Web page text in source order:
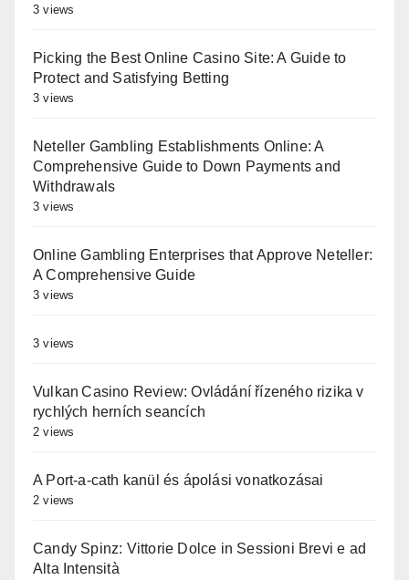
3 views
Picking the Best Online Casino Site: A Guide to
Protect and Satisfying Betting
3 views
Neteller Gambling Establishments Online: A
Comprehensive Guide to Down Payments and
Withdrawals
3 views
Online Gambling Enterprises that Approve Neteller:
A Comprehensive Guide
3 views
3 views
Vulkan Casino Review: Ovládání řízeného rizika v
rychlých herních seancích
2 views
A Port-a-cath kanül és ápolási vonatkozásai
2 views
Candy Spinz: Vittorie Dolce in Sessioni Brevi e ad
Alta Intensità